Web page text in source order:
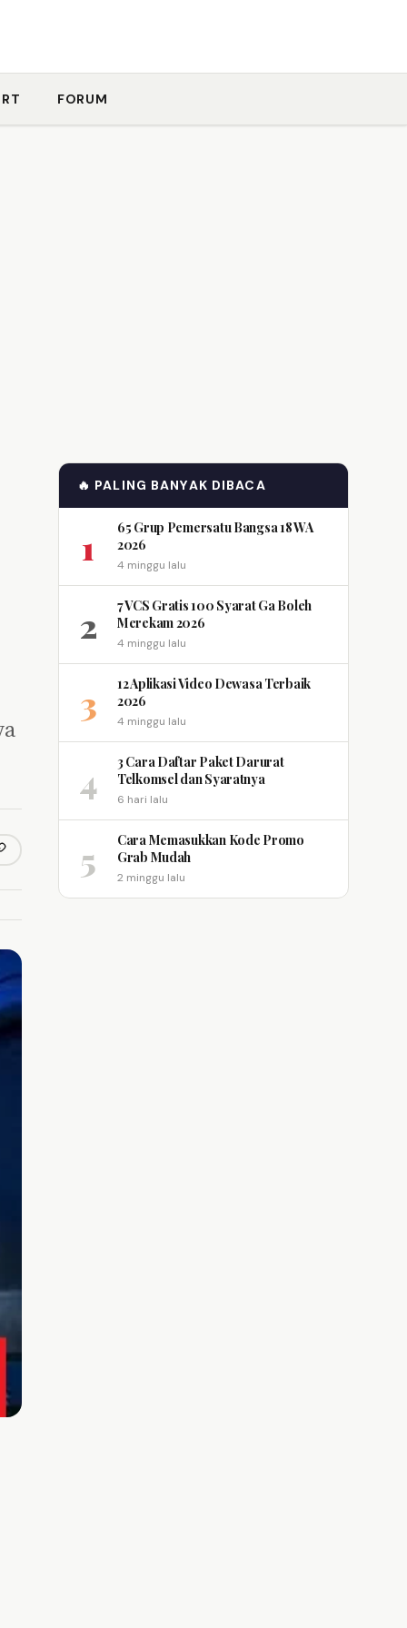
FORUM
link
🔥 PALING BANYAK DIBACA
1
65 Grup Pemersatu Bangsa 18 WA
2026
4 minggu lalu
2
7 VCS Gratis 100 Syarat Ga Boleh
Merekam 2026
4 minggu lalu
3
12 Aplikasi Video Dewasa Terbaik
2026
4 minggu lalu
4
3 Cara Daftar Paket Darurat
Telkomsel dan Syaratnya
6 hari lalu
5
Cara Memasukkan Kode Promo
Grab Mudah
2 minggu lalu